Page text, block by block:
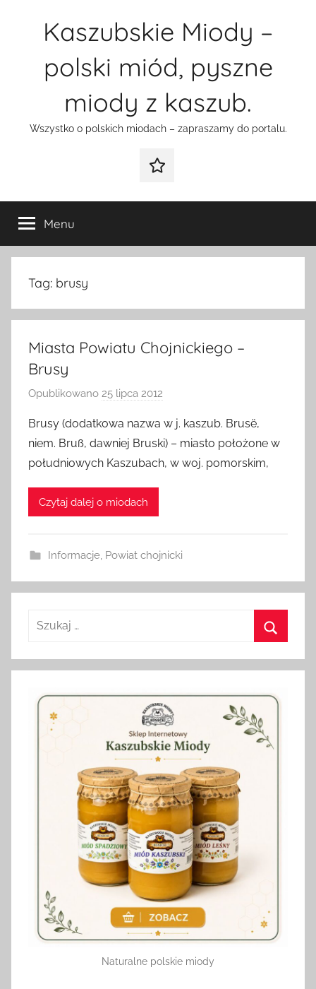
Kaszubskie Miody –
polski miód, pyszne
miody z kaszub.
Wszystko o polskich miodach – zapraszamy do portalu.
Galeria
Menu
Tag: brusy
Miasta Powiatu Chojnickiego –
Brusy
Opublikowano 25 lipca 2012
z
e
z
n
Brusy (dodatkowa nazwa w j. kaszub. Brusë,
niem. Bruß, dawniej Bruski) – miasto położone w
południowych Kaszubach, w woj. pomorskim,
Czytaj dalej o miodach
Informacje, Powiat chojnicki
Szukaj:
Naturalne polskie miody